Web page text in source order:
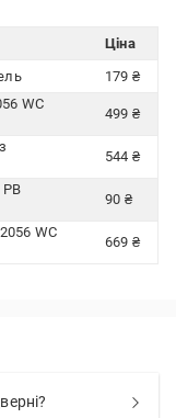
Ціна
179 ₴
WC
499 ₴
544 ₴
90 ₴
WC
669 ₴